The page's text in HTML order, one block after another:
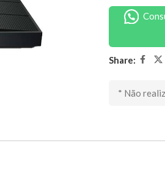
Share:
* Não